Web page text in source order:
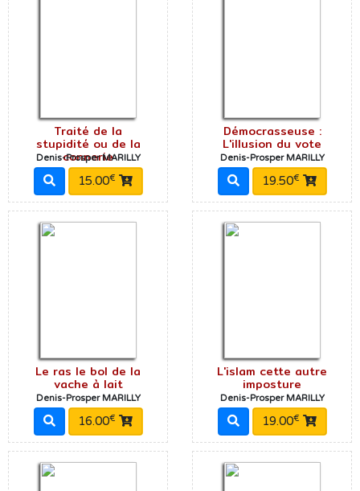
Traité de la
stupidité ou de la
connerie
Denis-Prosper MARILLY
15.00€
Démocrasseuse :
L'illusion du vote
Denis-Prosper MARILLY
19.50€
Le ras le bol de la
vache à lait
Denis-Prosper MARILLY
16.00€
L'islam cette autre
imposture
Denis-Prosper MARILLY
19.00€